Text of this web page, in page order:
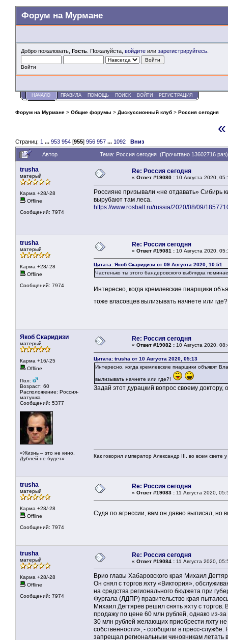
Форум на Мурмане
Добро пожаловать, Гость . Пожалуйста, войдите или зарегистрируйтесь
Войти
НАЧАЛО ПРАВИЛА ПОМОЩЬ ПОИСК ВОЙТИ РЕГИСТРАЦИЯ
Форум на Мурмане > Общие форумы > Дискуссионный клуб > Россия сегодня
Страниц: 1 ... 953 954 [955] 956 957 ... 1092 Вниз
Автор Тема: Россия сегодня (Прочитано 13602716 раз)
trusha
матерый
Карма +28/-28
Offline
Сообщений: 7974
Re: Россия сегодня
« Ответ #19080 : 10 Августа 2020,
Pоссияне призывали «не отдавать» Сибирь
вырубают там леса.
https://www.rosbalt.ru/russia/2020/08/09/
trusha
матерый
Карма +28/-28
Offline
Сообщений: 7974
Re: Россия сегодня
« Ответ #19081 : 10 Августа 2020,
Цитата: Якоб Скаридизи от 09 Августа 2020, 10:51
Частенько ты этого бандеровского выблядка
Интересно, когда кремлевские пиарщики
тоже власовцев вылизывать начнете или
Якоб Скаридизи
матерый
Карма +16/-25
Offline
Пол:
Возраст: 60
Расположение: Россия-
матушка
Сообщений: 5377
«Жизнь – это не кино.
Дублей не будет»
Re: Россия сегодня
« Ответ #19082 : 10 Августа 2020,
Цитата: trusha от 10 Августа 2020, 05:13
Интересно, когда кремлевские пиарщики объявят
вылизывать начнете или где?!
Задай этот дурацкий вопрос своему
Как говорил император Александр III, во всем
trusha
матерый
Карма +28/-28
Offline
Сообщений: 7974
Re: Россия сегодня
« Ответ #19083 : 11 Августа 2020,
Судя по агрессии, вам он давно выписал, но
trusha
матерый
Карма +28/-28
Offline
Сообщений: 7974
Re: Россия сегодня
« Ответ #19084 : 11 Августа 2020,
Врио главы Хабаровского края Михаил
Он снял с торгов яхту «Виктория»,
на средства регионального бюджета при
Фургала (ЛДПР) правительство края
Михаил Дегтярев решил снять яхту с
продажу по цене 60 млн рублей, однако из-
30 млн рублей желающих приобрести яхту
собственности», - сообщили в пресс-
запрещал региональным чиновникам летать